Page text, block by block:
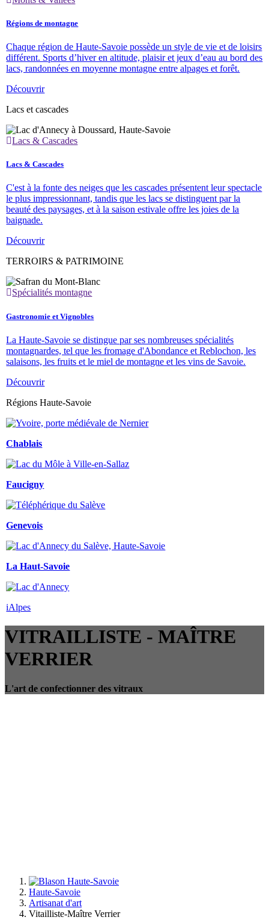
Régions de montagne
Chaque région de Haute-Savoie possède un style de vie et de loisirs
différent. Sports d’hiver en altitude, plaisir et jeux d’eau au bord des
lacs, randonnées en moyenne montagne entre alpages et forêt.
Découvrir
Lacs et cascades
Lacs & Cascades
Lacs & Cascades
C'est à la fonte des neiges que les cascades présentent leur spectacle
le plus impressionnant, tandis que les lacs se distinguent par la
beauté des paysages, et à la saison estivale offre les joies de la
baignade.
Découvrir
TERROIRS & PATRIMOINE
Spécialités montagne
Gastronomie et Vignobles
La Haute-Savoie se distingue par ses nombreuses spécialités
montagnardes, tel que les fromage d'Abondance et Reblochon, les
salaisons, les fruits et le miel de montagne et les vins de Savoie.
Découvrir
Régions Haute-Savoie
Chablais
Faucigny
Genevois
La Haut-Savoie
iAlpes
VITRAILLISTE - MAÎTRE
VERRIER
L'art de confectionner des vitraux
Haute-Savoie
Artisanat d'art
Vitailliste-Maître Verrier